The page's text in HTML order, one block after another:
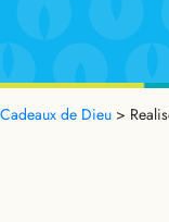
Cadeaux de Dieu >